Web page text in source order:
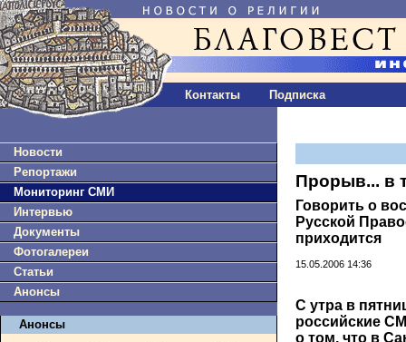
Контакты Подписка
Новости
Репортажи
Мониторинг СМИ
Интервью
Документы
Фотогалереи
Статьи
Анонсы
Анонсы
Прорыв... в
Говорить о
Русской
приходится
15.05.2006 14:36
С утра в
российские
о том, что в